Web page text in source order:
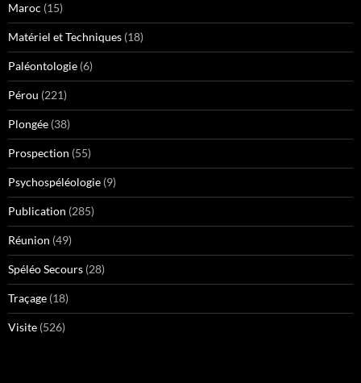
Maroc (15)
Matériel et Techniques (18)
Paléontologie (6)
Pérou (221)
Plongée (38)
Prospection (55)
Psychospéléologie (9)
Publication (285)
Réunion (49)
Spéléo Secours (28)
Traçage (18)
Visite (526)